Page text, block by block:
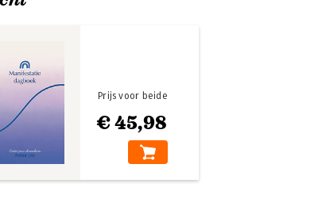
€ 45,98
Prijs voor beide